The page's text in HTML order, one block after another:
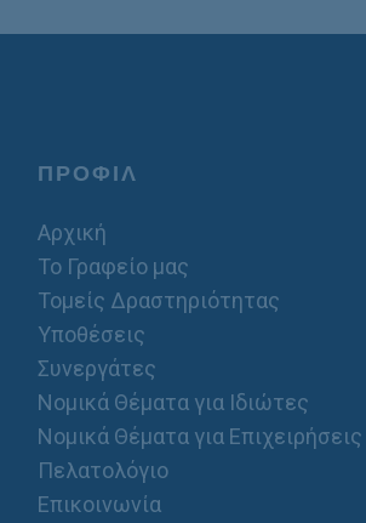
ΠΡΟΦΙΛ
Αρχική
Το Γραφείο μας
Τομείς Δραστηριότητας
Υποθέσεις
Συνεργάτες
Νομικά Θέματα για Ιδιώτες
Νομικά Θέματα για Επιχειρήσεις
Πελατολόγιο
Επικοινωνία